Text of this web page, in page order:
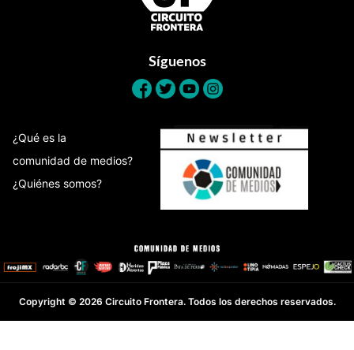
Síguenos
¿Qué es la
comunidad de medios?
¿Quiénes somos?
Copyright © 2026 Circuito Frontera. Todos los derechos reservados.